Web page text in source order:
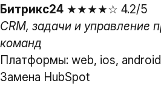
Битрикс24 ★★★★☆ 4.2/5
CRM, задачи и управление
команд
Платформы: web, ios,
Замена HubSpot